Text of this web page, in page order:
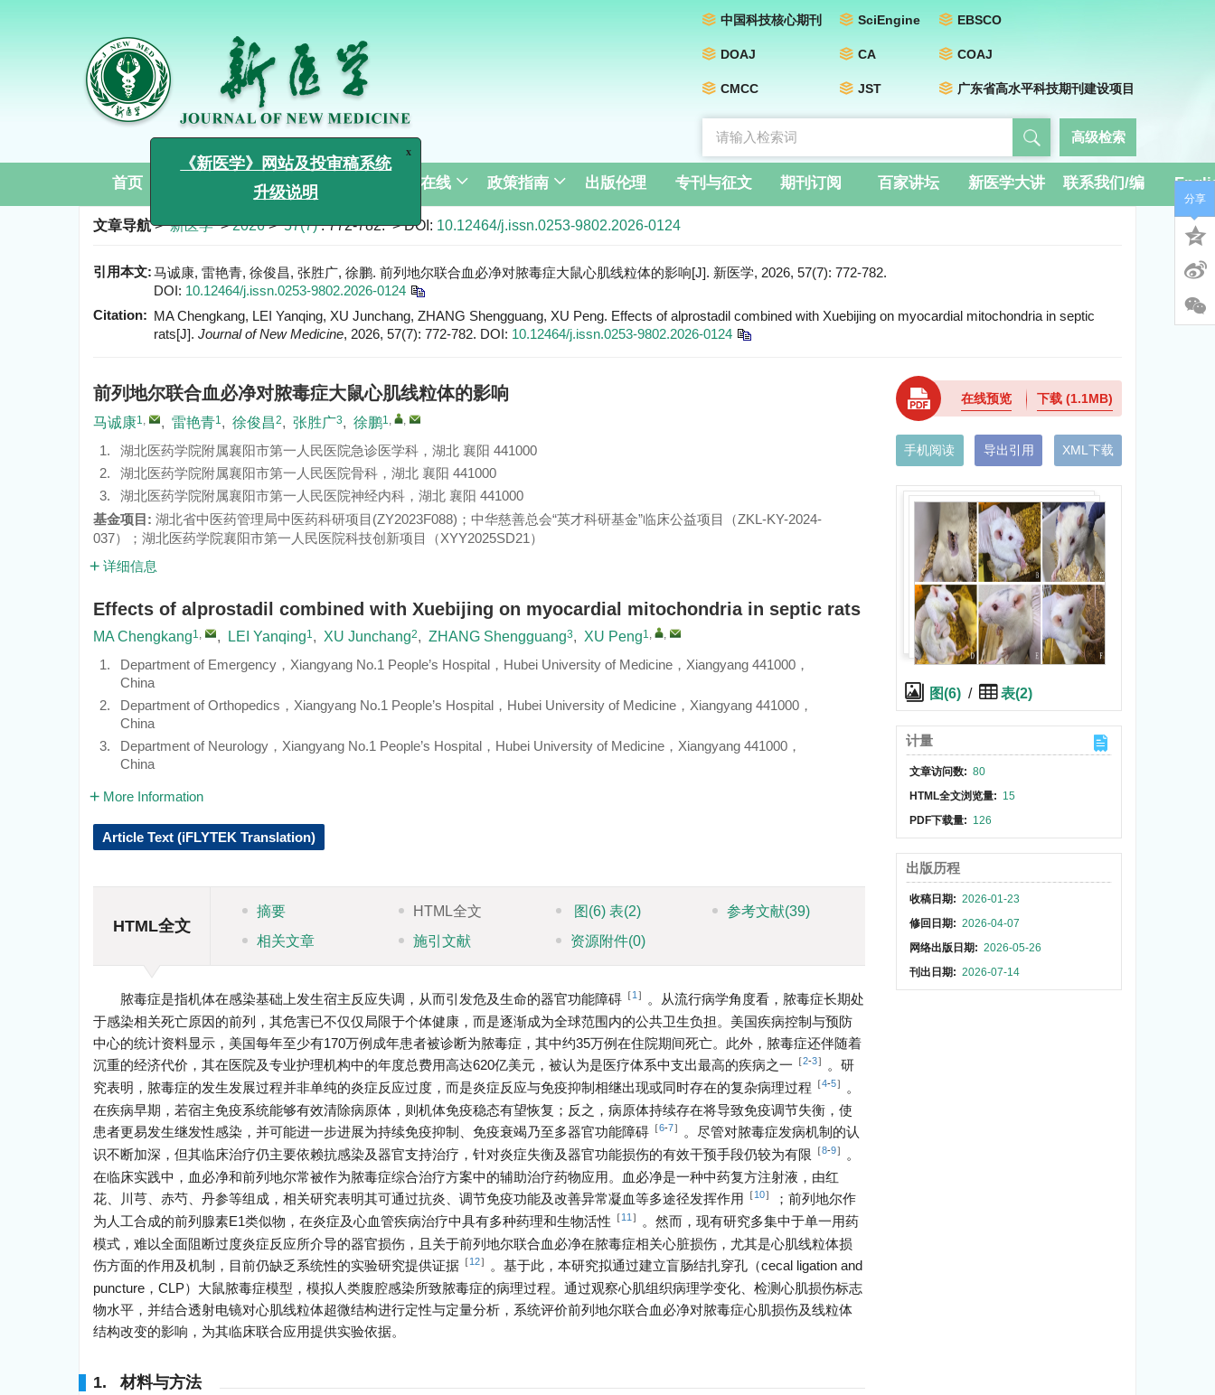
中国科技核心期刊 SciEngine EBSCO
DOAJ CA COAJ
CMCC JST 广东省高水平科技期刊建设项目
高级检索
首页 期刊介绍 编委会 期刊在线 政策指南 出版伦理 专刊与征文 期刊订阅 百家讲坛 新医学大讲 联系我们/编
文章导航>新医学>2026>57(7): 772-782.> DOI: 10.12464/j.issn.0253-9802.2026-0124
引用本文:马诚康, 雷艳青, 徐俊昌, 张胜广, 徐鹏. 前列地尔联合血必净对脓毒症大鼠心肌线粒体的影响[J]. 新医学, 2026, 57(7): 772-782.
DOI: 10.12464/j.issn.0253-9802.2026-0124
Citation: MA Chengkang, LEI Yanqing, XU Junchang, ZHANG Shengguang, XU Peng. Effects of alprostadil combined with Xuebijing on myocardial mitochondria in septic
rats[J]. Journal of New Medicine, 2026, 57(7): 772-782. DOI: 10.12464/j.issn.0253-9802.2026-0124
前列地尔联合血必净对脓毒症大鼠心肌线粒体的影响
马诚康1, , 雷艳青1, 徐俊昌2, 张胜广3, 徐鹏1, ,
1.
湖北医药学院附属襄阳市第一人民医院急诊医学科，湖北 襄阳 441000
2.
湖北医药学院附属襄阳市第一人民医院骨科，湖北 襄阳 441000
3.
湖北医药学院附属襄阳市第一人民医院神经内科，湖北 襄阳 441000
基金项目: 湖北省中医药管理局中医药科研项目(ZY2023F088)；中华慈善总会“英才科研基金”临床公益项目（ZKL-KY-2024-
037）；湖北医药学院襄阳市第一人民医院科技创新项目（XYY2025SD21 ）
详细信息
Effects of alprostadil combined with Xuebijing on myocardial mitochondria in septic rats
MA Chengkang1, , LEI Yanqing1, XU Junchang2, ZHANG Shengguang3, XU Peng1, ,
1.
Department of Emergency，Xiangyang No.1 People’s Hospital，Hubei University of Medicine，Xiangyang 441000，
China
2.
Department of Orthopedics，Xiangyang No.1 People’s Hospital，Hubei University of Medicine，Xiangyang 441000，
China
3.
Department of Neurology，Xiangyang No.1 People’s Hospital，Hubei University of Medicine，Xiangyang 441000，
China
More Information
Article Text (iFLYTEK Translation)
HTML全文
摘要 HTML全文 图 (6)表(2) 参考文献(39)
相关文章
施引文献 资源附件(0)
脓毒症是指机体在感染基础上发生宿主反应失调，从而引发危及生命的器官功能障碍 ［1 ］
。从流行病学角度看，脓毒症长期处
于感染相关死亡原因的前列，其危害已不仅仅局限于个体健康，而是逐渐成为全球范围内的公共卫生负担。美国疾病控制与预防
中心的统计资料显示，美国每年至少有170万例成年患者被诊断为脓毒症，其中约35万例在住院期间死亡。此外，脓毒症还伴随着
沉重的经济代价，其在医院及专业护理机构中的年度总费用高达620亿美元，被认为是医疗体系中支出最高的疾病之一 ［2-3］
。研
究表明，脓毒症的发生发展过程并非单纯的炎症反应过度，而是炎症反应与免疫抑制相继出现或同时存在的复杂病理过程 ［4-5］
。
在疾病早期，若宿主免疫系统能够有效清除病原体，则机体免疫稳态有望恢复；反之，病原体持续存在将导致免疫调节失衡，使
患者更易发生继发性感染，并可能进一步进展为持续免疫抑制、免疫衰竭乃至多器官功能障碍 ［6-7］
。尽管对脓毒症发病机制的认
识不断加深，但其临床治疗仍主要依赖抗感染及器官支持治疗，针对炎症失衡及器官功能损伤的有效干预手段仍较为有限 ［8-9］
。
在临床实践中，血必净和前列地尔常被作为脓毒症综合治疗方案中的辅助治疗药物应用。血必净是一种中药复方注射液，由红
花、川芎、赤芍、丹参等组成，相关研究表明其可通过抗炎、调节免疫功能及改善异常凝血等多途径发挥作用 ［10］
；前列地尔作
为人工合成的前列腺素E1类似物，在炎症及心血管疾病治疗中具有多种药理和生物活性 ［11 ］
。然而，现有研究多集中于单一用药
模式，难以全面阻断过度炎症反应所介导的器官损伤，且关于前列地尔联合血必净在脓毒症相关心脏损伤，尤其是心肌线粒体损
伤方面的作用及机制，目前仍缺乏系统性的实验研究提供证据 ［12］
。基于此，本研究拟通过建立盲肠结扎穿孔（cecal ligation and
puncture，CLP）大鼠脓毒症模型，模拟人类腹腔感染所致脓毒症的病理过程。通过观察心肌组织病理学变化、检测心肌损伤标志
物水平，并结合透射电镜对心肌线粒体超微结构进行定性与定量分析，系统评价前列地尔联合血必净对脓毒症心肌损伤及线粒体
结构改变的影响，为其临床联合应用提供实验依据。
1. 材料与方法
在线预览 下载 (1.1MB)
手机阅读 导出引用 XML下载
图(6)/ 表(2)
计量
文章访问数: 80
HTML全文浏览量: 15
PDF下载量: 126
出版历程
收稿日期: 2026-01-23
修回日期: 2026-04-07
网络出版日期: 2026-05-26
刊出日期: 2026-07-14
分享
x
《新医学》网站及投审稿系统
升级说明